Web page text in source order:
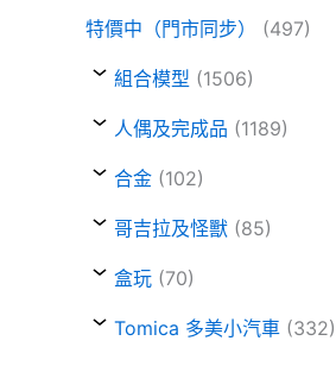
特價中（門市同步）
(497)
組合模型 (1506)
人偶及完成品 (1189)
合金 (102)
哥吉拉及怪獸 (85)
盒玩 (70)
Tomica 多美小汽車 (332)